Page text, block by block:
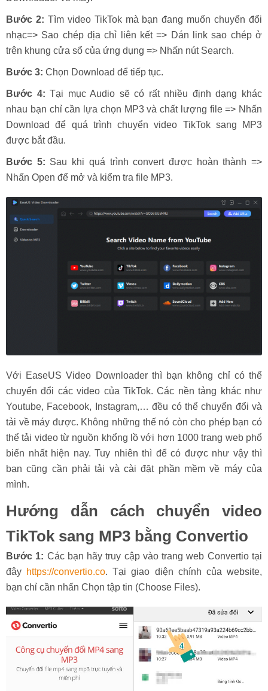
Bước 2: Tìm video TikTok mà bạn đang muốn chuyển đổi
nhạc=> Sao chép địa chỉ liên kết => Dán link sao chép ở
trên khung cửa sổ của ứng dụng => Nhấn nút Search.
Bước 3: Chọn Download để tiếp tục.
Bước 4: Tại mục Audio sẽ có rất nhiều định dạng khác
nhau bạn chỉ cần lựa chọn MP3 và chất lượng file => Nhấn
Download để quá trình chuyển video TikTok sang MP3
được bắt đầu.
Bước 5: Sau khi quá trình convert được hoàn thành =>
Nhấn Open để mở và kiểm tra file MP3.
Với EaseUS Video Downloader thì bạn không chỉ có thể
chuyển đổi các video của TikTok. Các nền tảng khác như
Youtube, Facebook, Instagram,… đều có thể chuyển đổi và
tải về máy được. Không những thế nó còn cho phép bạn có
thể tải video từ nguồn khổng lồ với hơn 1000 trang web phổ
biến nhất hiện nay. Tuy nhiên thì để có được như vậy thì
bạn cũng cần phải tải và cài đặt phần mềm về máy của
mình.
Hướng dẫn cách chuyển video
TikTok sang MP3 bằng Convertio
Bước 1: Các bạn hãy truy cập vào trang web Convertio tại
đây https://convertio.co. Tại giao diện chính của website,
bạn chỉ cần nhấn Chọn tập tin (Choose Files).